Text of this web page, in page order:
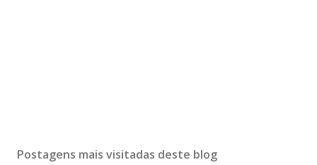
Postagens mais visitadas deste blog